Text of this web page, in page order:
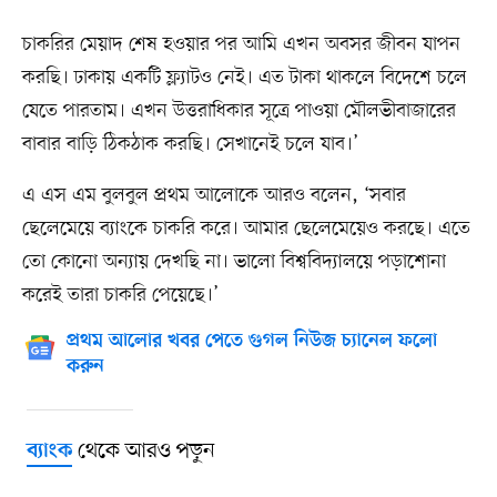
চাকরির মেয়াদ শেষ হওয়ার পর আমি এখন অবসর জীবন যাপন
করছি। ঢাকায় একটি ফ্ল্যাটও নেই। এত টাকা থাকলে বিদেশে চলে
যেতে পারতাম। এখন উত্তরাধিকার সূত্রে পাওয়া মৌলভীবাজারের
বাবার বাড়ি ঠিকঠাক করছি। সেখানেই চলে যাব।’
এ এস এম বুলবুল প্রথম আলোকে আরও বলেন, ‘সবার
ছেলেমেয়ে ব্যাংকে চাকরি করে। আমার ছেলেমেয়েও করছে। এতে
তো কোনো অন্যায় দেখছি না। ভালো বিশ্ববিদ্যালয়ে পড়াশোনা
করেই তারা চাকরি পেয়েছে।’
প্রথম আলোর খবর পেতে গুগল নিউজ চ্যানেল ফলো
করুন
ব্যাংকথেকে আরও পড়ুন